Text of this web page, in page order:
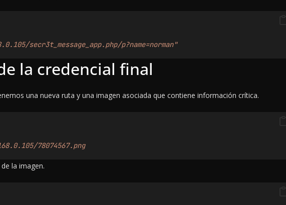
secr3t_message_app.php/p?name=norman"
la credencial final
una nueva ruta y una imagen asociada que contiene información crítica.
78074567.png
la imagen.